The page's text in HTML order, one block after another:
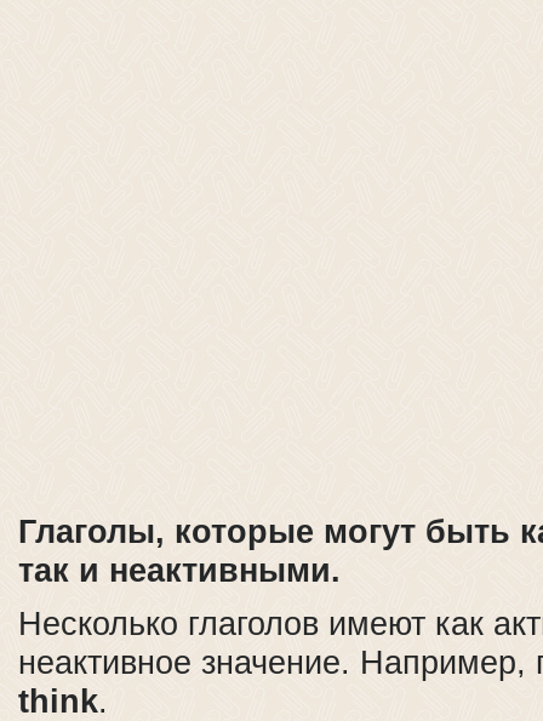
Глаголы, которые могут быть
так и неактивными.
Несколько глаголов имеют как
неактивное значение. Например,
think.